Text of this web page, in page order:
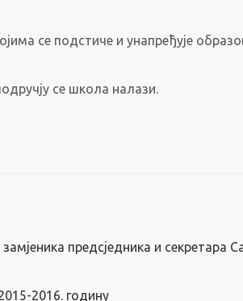
се подстиче и унапређује
се школа налази.
предсједника и секретара
2016. годину